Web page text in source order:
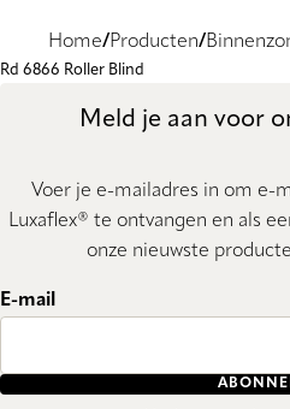
Home Producten
Rd 6866 Roller Blind
Meld je aan voor
Voer je e-mailadres in om e-
Luxaflex® te ontvangen en als
onze nieuwste
E-mail